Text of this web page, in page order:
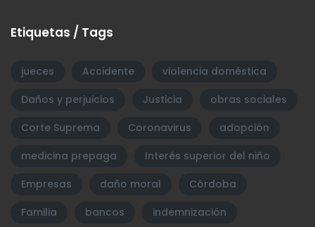
Etiquetas / Tags
jueces Accidente
violencia doméstica
Daños y perjuicios
Justicia
obras sociales
Corte Suprema
Coronavirus
adopción
medicina prepaga
Interés superior del niño
Empresas
daño moral
Córdoba
Familia
bancos
indemnización